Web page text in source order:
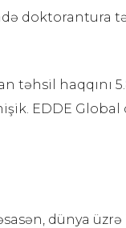
doktorantura
təhsil haqqını
EDDE Global
dünya